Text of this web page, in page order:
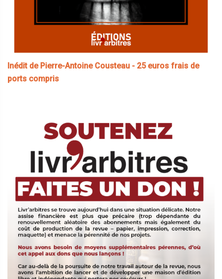
Inédit de Pierre-Antoine Cousteau - 25 euros frais de
ports compris